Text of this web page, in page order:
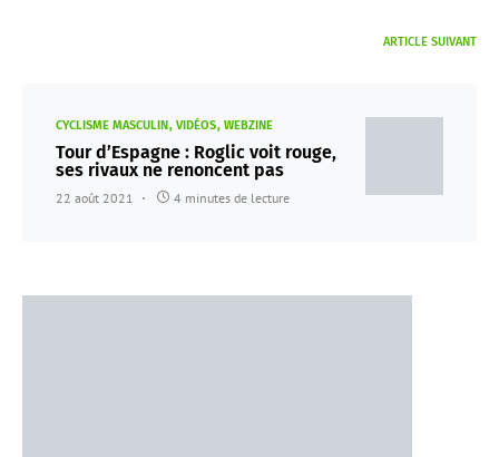
ARTICLE SUIVANT
CYCLISME MASCULIN VIDÉOS WEBZINE
Tour d’Espagne : Roglic voit rouge,
ses rivaux ne renoncent pas
22 août 2021 4 minutes de lecture